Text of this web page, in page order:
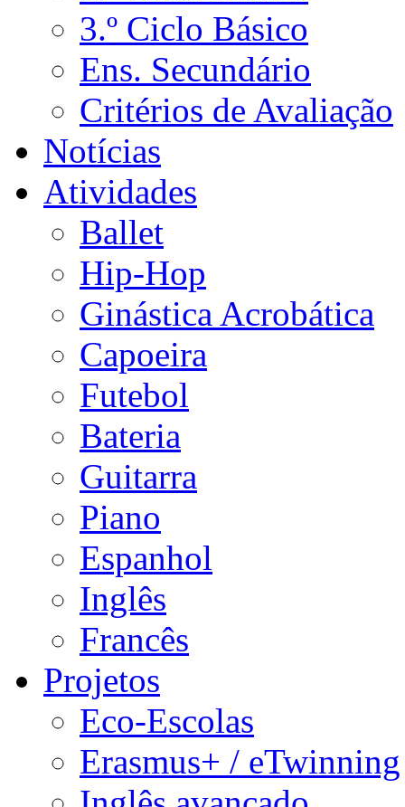
3.º Ciclo Básico
Ens. Secundário
Critérios de Avaliação
Notícias
Atividades
Ballet
Hip-Hop
Ginástica Acrobática
Capoeira
Futebol
Bateria
Guitarra
Piano
Espanhol
Inglês
Francês
Projetos
Eco-Escolas
Erasmus+ / eTwinning